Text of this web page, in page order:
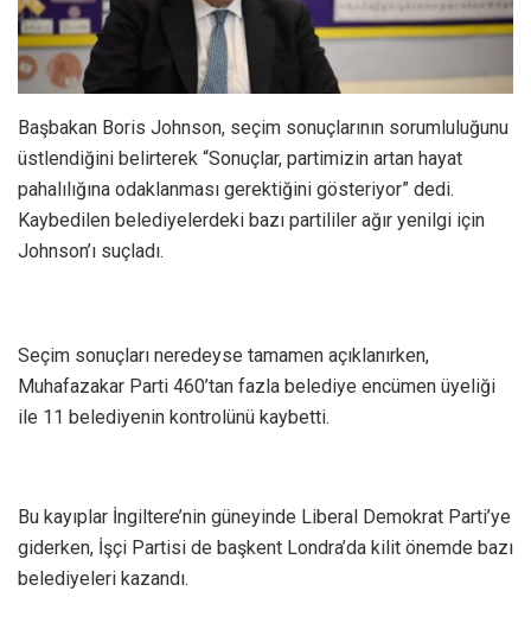
Başbakan Boris Johnson, seçim sonuçlarının sorumluluğunu
üstlendiğini belirterek “Sonuçlar, partimizin artan hayat
pahalılığına odaklanması gerektiğini gösteriyor” dedi.
Kaybedilen belediyelerdeki bazı partililer ağır yenilgi için
Johnson’ı suçladı.
Seçim sonuçları neredeyse tamamen açıklanırken,
Muhafazakar Parti 460’tan fazla belediye encümen üyeliği
ile 11 belediyenin kontrolünü kaybetti.
Bu kayıplar İngiltere’nin güneyinde Liberal Demokrat Parti’ye
giderken, İşçi Partisi de başkent Londra’da kilit önemde bazı
belediyeleri kazandı.